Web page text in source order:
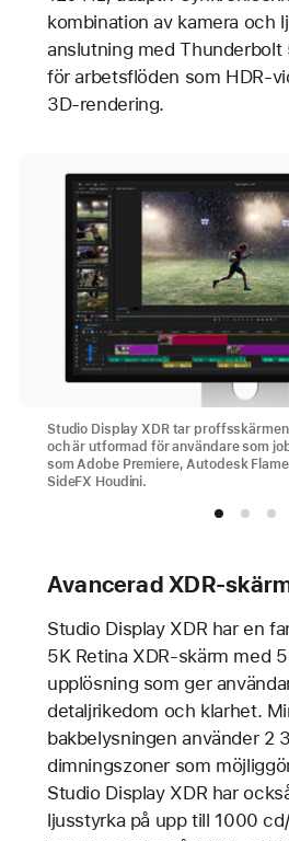
kombination av kamera och
anslutning med
för arbetsflöden som HDR-
3D-rendering.
Studio Display XDR tar
och är utformad för användare som
som Adobe Premiere, Autodesk
SideFX Houdini.
Avancerad XDR-
Studio Display XDR har en
5K Retina XDR-skärm med
upplösning som ger
detaljrikedom och klarhet.
bakbelysningen använder 2
dimningszoner som
Studio Display XDR har
ljusstyrka på upp till 1000